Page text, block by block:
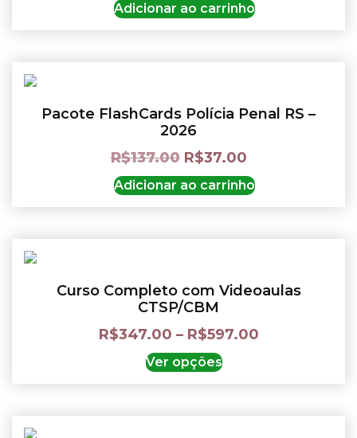
Adicionar ao carrinho
Pacote FlashCards Polícia Penal RS –
2026
R$137.00 R$37.00
Adicionar ao carrinho
Curso Completo com Videoaulas
CTSP/CBM
R$347.00 – R$597.00
Ver opções